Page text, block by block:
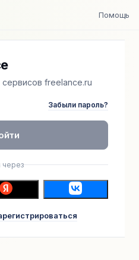
Помощь
freelance.ru
Забыли пароль?
через